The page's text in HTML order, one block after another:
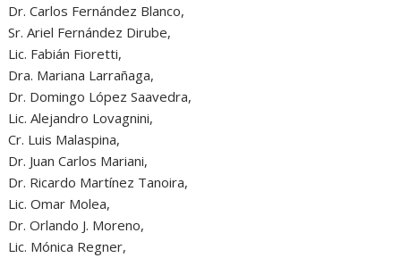
Dr. Carlos Fernández Blanco,
Sr. Ariel Fernández Dirube,
Lic. Fabián Fioretti,
Dra. Mariana Larrañaga,
Dr. Domingo López Saavedra,
Lic. Alejandro Lovagnini,
Cr. Luis Malaspina,
Dr. Juan Carlos Mariani,
Dr. Ricardo Martínez Tanoira,
Lic. Omar Molea,
Dr. Orlando J. Moreno,
Lic. Mónica Regner,